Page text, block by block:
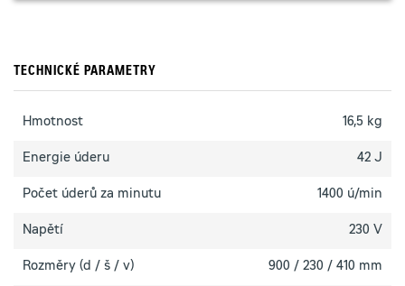
TECHNICKÉ PARAMETRY
Hmotnost 16,5 kg
Energie úderu 42 J
Počet úderů za minutu 1400 ú/min
Napětí 230 V
Rozměry (d / š / v) 900 / 230 / 410 mm